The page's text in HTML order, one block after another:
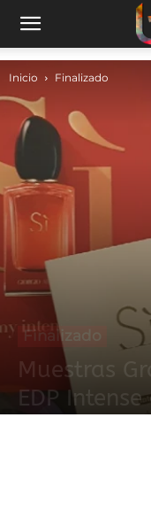
Inicio Finalizado
Finalizado
Muestras
EDP